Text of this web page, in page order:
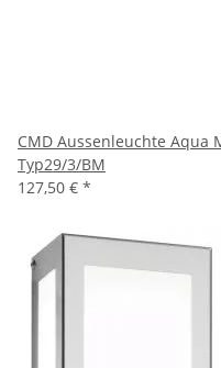
CMD Aussenleuchte Aqua
Typ29/3/BM
127,50 € *